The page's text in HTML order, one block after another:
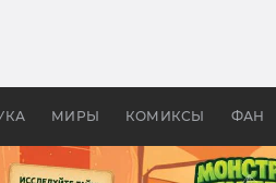
МИРЫ КОМИКСЫ ФАН
колец»